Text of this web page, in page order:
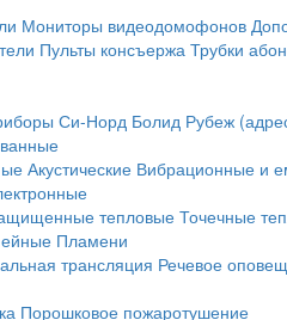
Мониторы видеодомофонов
Пульты консъержа Трубки
Си-Норд Болид Рубеж
Акустические Вибрационные и
тепловые Точечные
Пламени
трансляция Речевое
Порошковое пожаротушение